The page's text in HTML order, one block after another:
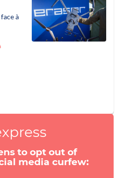
à
to opt out of
media curfew: